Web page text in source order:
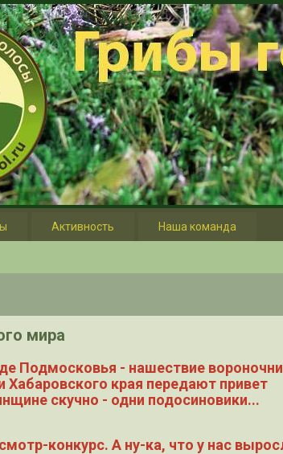
Активность Наша команда
мира
Подмосковья - нашествие
Хабаровского края передают привет
скучно - одни подосиновики...
конкурс. А ну-ка, что у нас